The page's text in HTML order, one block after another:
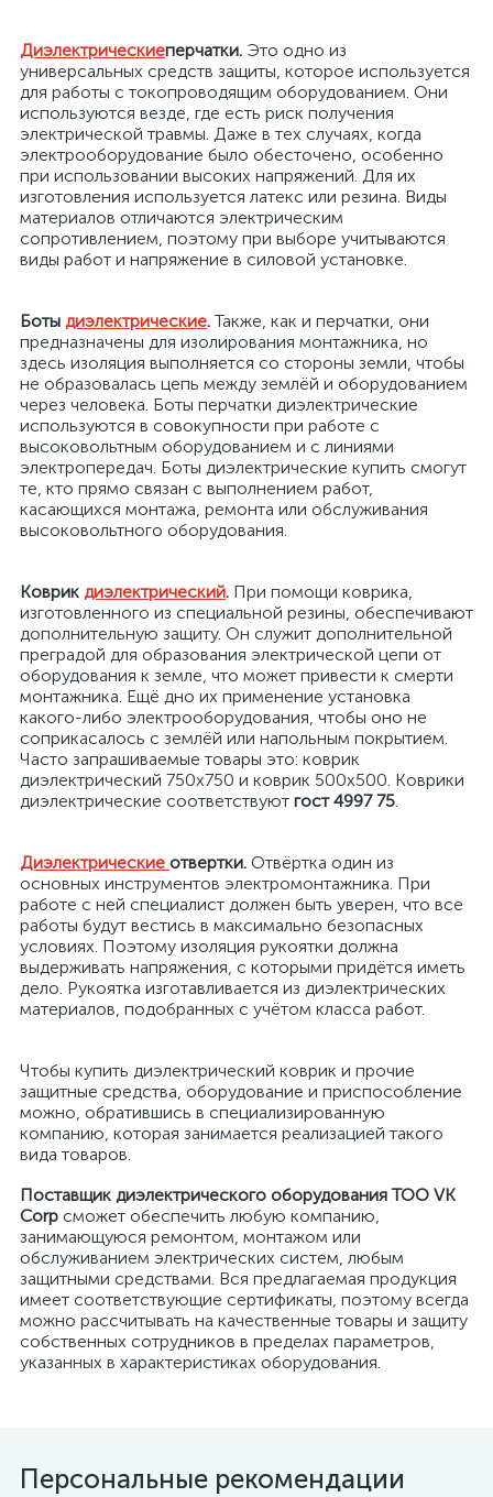
Диэлектрическиеперчатки. Это одно из
универсальных средств защиты, которое используется
для работы с токопроводящим оборудованием. Они
используются везде, где есть риск получения
электрической травмы. Даже в тех случаях, когда
электрооборудование было обесточено, особенно
при использовании высоких напряжений. Для их
изготовления используется латекс или резина. Виды
материалов отличаются электрическим
сопротивлением, поэтому при выборе учитываются
виды работ и напряжение в силовой установке.
Боты диэлектрические.Также, как и перчатки, они
предназначены для изолирования монтажника, но
здесь изоляция выполняется со стороны земли, чтобы
не образовалась цепь между землёй и оборудованием
через человека. Боты перчатки диэлектрические
используются в совокупности при работе с
высоковольтным оборудованием и с линиями
электропередач. Боты диэлектрические купить смогут
те, кто прямо связан с выполнением работ,
касающихся монтажа, ремонта или обслуживания
высоковольтного оборудования.
Коврик диэлектрический. При помощи коврика,
изготовленного из специальной резины, обеспечивают
дополнительную защиту. Он служит дополнительной
преградой для образования электрической цепи от
оборудования к земле, что может привести к смерти
монтажника. Ещё дно их применение установка
какого-либо электрооборудования, чтобы оно не
соприкасалось с землёй или напольным покрытием.
Часто запрашиваемые товары это: коврик
диэлектрический 750х750 и коврик 500х500. Коврики
диэлектрические соответствуют гост 4997 75.
Диэлектрические отвертки. Отвёртка один из
основных инструментов электромонтажника. При
работе с ней специалист должен быть уверен, что все
работы будут вестись в максимально безопасных
условиях. Поэтому изоляция рукоятки должна
выдерживать напряжения, с которыми придётся иметь
дело. Рукоятка изготавливается из диэлектрических
материалов, подобранных с учётом класса работ.
Чтобы купить диэлектрический коврик и прочие
защитные средства, оборудование и приспособление
можно, обратившись в специализированную
компанию, которая занимается реализацией такого
вида товаров.
Поставщик диэлектрического оборудования ТОО VK
Corp сможет обеспечить любую компанию,
занимающуюся ремонтом, монтажом или
обслуживанием электрических систем, любым
защитными средствами. Вся предлагаемая продукция
имеет соответствующие сертификаты, поэтому всегда
можно рассчитывать на качественные товары и защиту
собственных сотрудников в пределах параметров,
указанных в характеристиках оборудования.
Персональные рекомендации